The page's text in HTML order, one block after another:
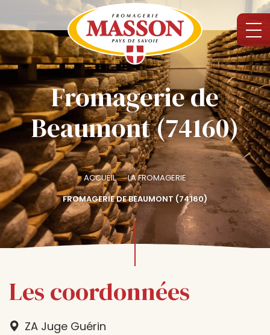
Fromagerie de
Beaumont (74160)
ACCUEIL
LA FROMAGERIE
FROMAGERIE DE BEAUMONT (74160)
Les coordonnées
ZA Juge Guérin